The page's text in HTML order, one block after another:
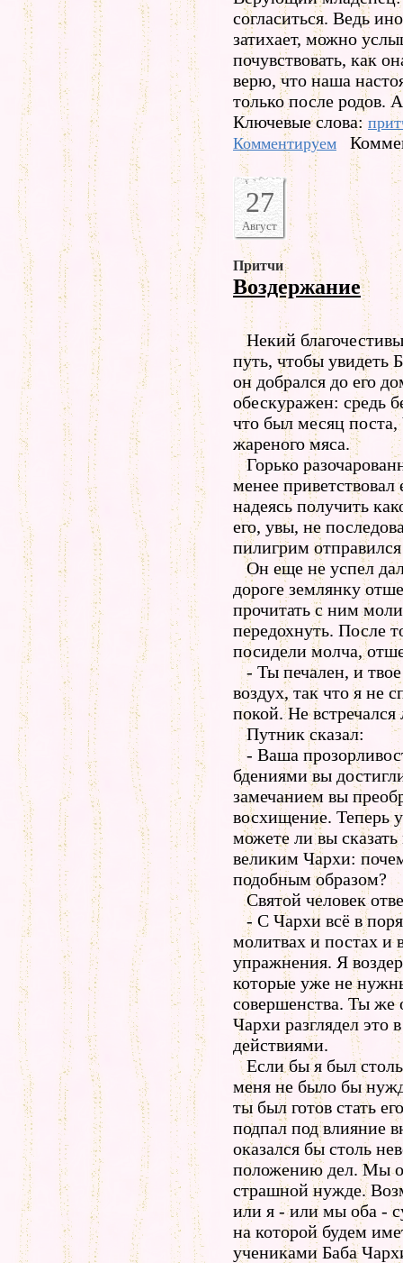
согласиться. Ведь
затихает, можно
почувствовать, как
верю, что наша
только после родов.
Ключевые слова:
Комментируем
27
Август
Притчи
Воздержание
Некий
путь, чтобы увидеть
он добрался до его
обескуражен: средь
что был месяц поста,
жареного мяса.
Горько
менее приветствовал
надеясь получить
его, увы, не
пилигрим
Он еще не успел
дороге землянку
прочитать с ним
передохнуть. После
посидели молча,
- Ты печален, и твое
воздух, так что я не
покой. Не
Путник сказал:
- Ваша
бдениями вы
замечанием вы
восхищение. Теперь
можете ли вы
великим Чархи:
подобным образом?
Святой человек
- С Чархи всё в
молитвах и постах и
упражнения. Я
которые уже не
совершенства. Ты же
Чархи разглядел это
действиями.
Если бы я был
меня не было бы
ты был готов стать
подпал под влияние
оказался бы столь
положению дел. Мы
страшной нужде.
или я - или мы оба -
на которой будем
учениками Баба